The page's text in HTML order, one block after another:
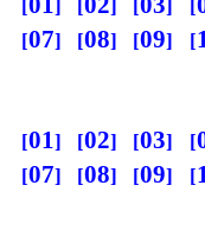
07
08 09
01 02 03
07
08 09